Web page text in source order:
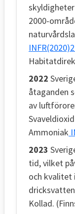
2000-
2022
åtaganden
av
Ammoniak
2023
tid, vilket
och kvalitet i
Kollad.